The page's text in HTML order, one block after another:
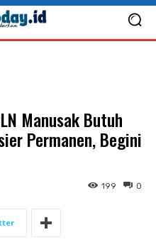
Manusak Butuh
Permanen, Begini
0
199